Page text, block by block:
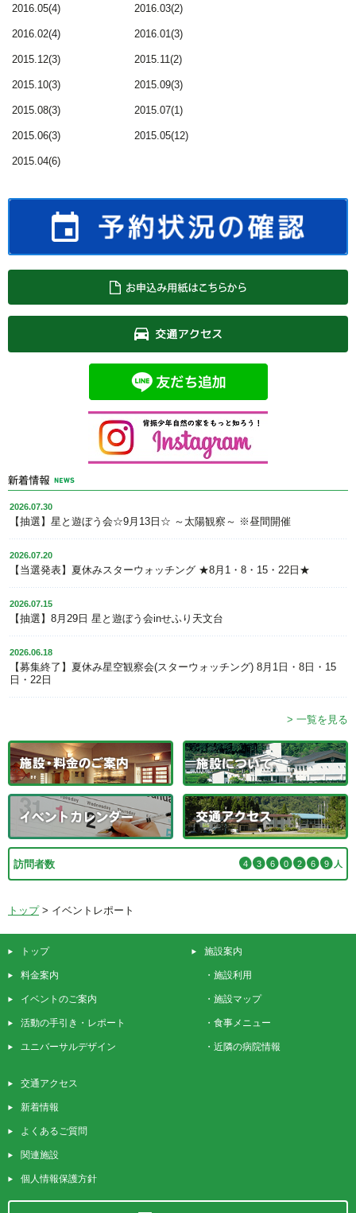
2016.05(4) 2016.03(2)
2016.02(4) 2016.01(3)
2015.12(3) 2015.11(2)
2015.10(3) 2015.09(3)
2015.08(3) 2015.07(1)
2015.06(3) 2015.05(12)
2015.04(6)
2026.07.30
【抽選】星と遊ぼう会☆9月13日☆ ～太陽観察～ ※昼間開催
2026.07.20
【当選発表】夏休みスターウォッチング ★8月1・8・15・22日★
2026.07.15
【抽選】8月29日 星と遊ぼう会inせふり天文台
2026.06.18
【募集終了】夏休み星空観察会(スターウォッチング) 8月1日・8日・15
日・22日
> 一覧を見る
訪問者数 4 3 6 0 2 6 9 人
トップ> イベントレポート
トップ
料金案内
イベントのご案内
活動の手引き・レポート
ユニバーサルデザイン
施設案内
・施設利用
・施設マップ
・食事メニュー
・近隣の病院情報
交通アクセス
新着情報
よくあるご質問
関連施設
個人情報保護方針